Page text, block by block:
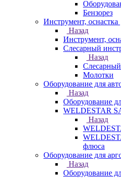
Бензорез
Инструмент, оснастка
Назад
Инструмент,
Слесарный
Назад
Молотки
Оборудование для
Назад
Оборудование
WELDESTAR
Назад
флюса
Оборудование для
Назад
Оборудование